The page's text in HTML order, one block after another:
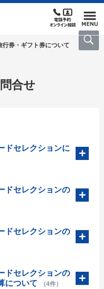
行券・ギフト券について
合せ
ドセレクションに
ドセレクションの
ドセレクションの
ドセレクションの
について
（4件）